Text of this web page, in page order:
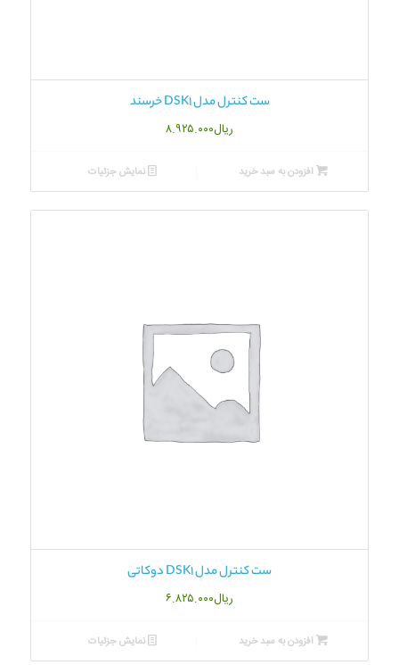
ست کنترل مدل DSK1 خرسند
ریال۸.۹۲۵.۰۰۰
افزودن به سبد خرید نمایش جزئیات
ست کنترل مدل DSK1 دوکاتی
ریال۶.۸۲۵.۰۰۰
افزودن به سبد خرید نمایش جزئیات